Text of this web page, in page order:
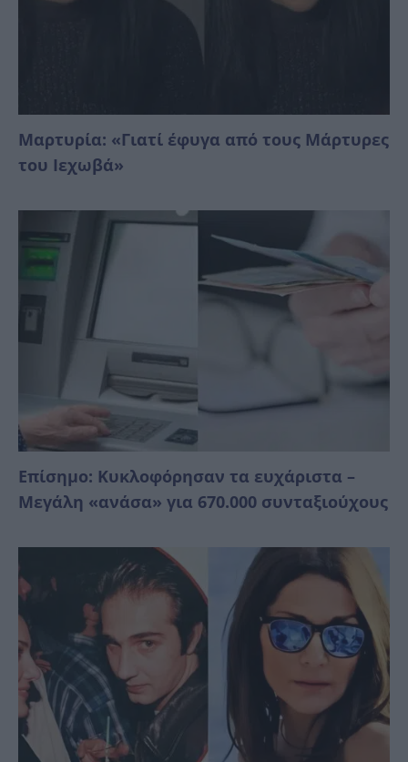
Μαρτυρία: «Γιατί έφυγα από τους Μάρτυρες
του Ιεχωβά»
Επίσημο: Κυκλοφόρησαν τα ευχάριστα –
Μεγάλη «ανάσα» για 670.000 συνταξιούχους